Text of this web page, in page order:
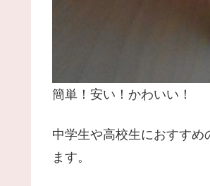
簡単！安い！かわいい！
中学生や高校生におすす
ます。